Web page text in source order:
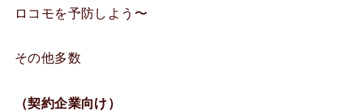
ロコモを予防しよう〜
その他多数
（契約企業向け）